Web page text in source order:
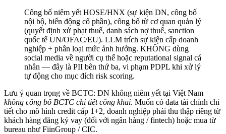
Công bố niêm yết HOSE/HNX (sự kiện DN, công bố
nội bộ, biến động cổ phần), công bố từ cơ quan quản lý
(quyết định xử phạt thuế, danh sách nợ thuế, sanction
quốc tế UN/OFAC/EU). LLM trích sự kiện cấp doanh
nghiệp + phân loại mức ảnh hưởng. KHÔNG dùng
social media về người cụ thể hoặc reputational signal cá
nhân — đây là PII bên thứ ba, vi phạm PDPL khi xử lý
tự động cho mục đích risk scoring.
Lưu ý quan trọng về BCTC: DN không niêm yết tại Việt Nam
không công bố BCTC chi tiết công khai. Muốn có data tài chính chi
tiết cho mô hình credit cấp 1+2, doanh nghiệp phải thu thập riêng từ
khách hàng đăng ký vay (đối với ngân hàng / fintech) hoặc mua từ
bureau như FiinGroup / CIC.